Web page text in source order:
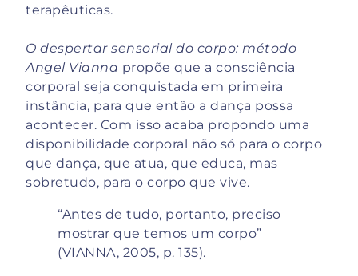
terapêuticas.
O despertar sensorial do corpo: método
Angel Vianna propõe que a consciência
corporal seja conquistada em primeira
instância, para que então a dança possa
acontecer. Com isso acaba propondo uma
disponibilidade corporal não só para o corpo
que dança, que atua, que educa, mas
sobretudo, para o corpo que vive.
“Antes de tudo, portanto, preciso
mostrar que temos um corpo”
(VIANNA, 2005, p. 135).